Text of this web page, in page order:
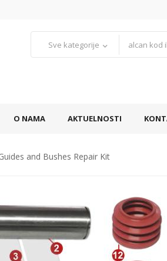
Sve kategorije
O NAMA AKTUELNOSTI
and Bushes Repair Kit